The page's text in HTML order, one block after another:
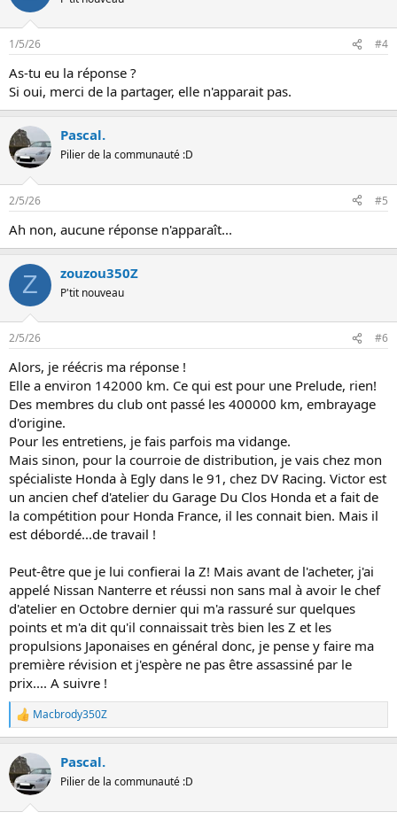
1/5/26 #4
As-tu eu la réponse ?
Si oui, merci de la partager, elle n'apparait pas.
Pascal.
Pilier de la communauté :D
2/5/26 #5
Ah non, aucune réponse n'apparaît...
Z zouzou350Z
P'tit nouveau
2/5/26 #6
Alors, je réécris ma réponse !
Elle a environ 142000 km. Ce qui est pour une Prelude, rien!
Des membres du club ont passé les 400000 km, embrayage
d'origine.
Pour les entretiens, je fais parfois ma vidange.
Mais sinon, pour la courroie de distribution, je vais chez mon
spécialiste Honda à Egly dans le 91, chez DV Racing. Victor est
un ancien chef d'atelier du Garage Du Clos Honda et a fait de
la compétition pour Honda France, il les connait bien. Mais il
est débordé...de travail !
Peut-être que je lui confierai la Z! Mais avant de l'acheter, j'ai
appelé Nissan Nanterre et réussi non sans mal à avoir le chef
d'atelier en Octobre dernier qui m'a rassuré sur quelques
points et m'a dit qu'il connaissait très bien les Z et les
propulsions Japonaises en général donc, je pense y faire ma
première révision et j'espère ne pas être assassiné par le
prix.... A suivre !
L
e
r
é
a
Macbrody350Z
Pascal.
Pilier de la communauté :D